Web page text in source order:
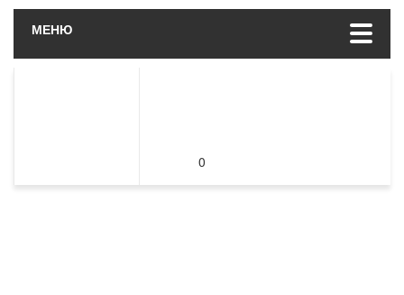
МЕНЮ
0